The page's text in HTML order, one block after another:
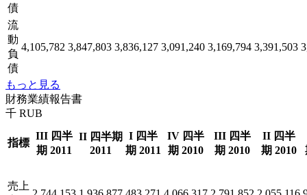
債
流
動
負
債
4,105,782 3,847,803 3,836,127 3,091,240 3,169,794 3,391,503
もっと見る
財務業績報告書
千 RUB
指標
III 四半
期 2011
II 四半期
2011
I 四半
期 2011
IV 四半
期 2010
III 四半
期 2010
II 四半
期 2010
売上